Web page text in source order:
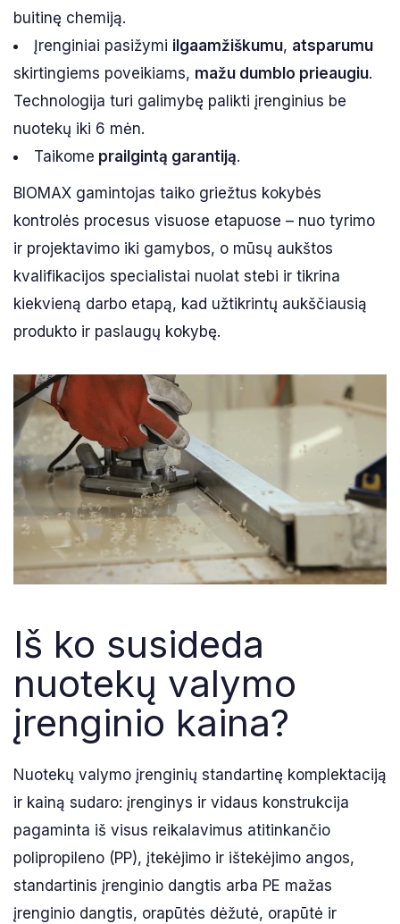
buitinę chemiją.
Įrenginiai pasižymi ilgaamžiškumu, atsparumu
skirtingiems poveikiams, mažu dumblo prieaugiu.
Technologija turi galimybę palikti įrenginius be
nuotekų iki 6 mėn.
Taikome prailgintą garantiją.
BIOMAX gamintojas taiko griežtus kokybės
kontrolės procesus visuose etapuose – nuo tyrimo
ir projektavimo iki gamybos, o mūsų aukštos
kvalifikacijos specialistai nuolat stebi ir tikrina
kiekvieną darbo etapą, kad užtikrintų aukščiausią
produkto ir paslaugų kokybę.
Iš ko susideda
nuotekų valymo
įrenginio kaina?
Nuotekų valymo įrenginių standartinę komplektaciją
ir kainą sudaro: įrenginys ir vidaus konstrukcija
pagaminta iš visus reikalavimus atitinkančio
polipropileno (PP), įtekėjimo ir ištekėjimo angos,
standartinis įrenginio dangtis arba PE mažas
įrenginio dangtis, orapūtės dėžutė, orapūtė ir